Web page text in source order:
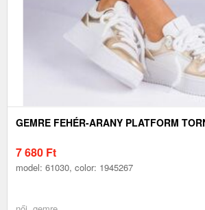
GEMRE FEHÉR-ARANY PLATFORM
7 680 Ft
model: 61030, color: 1945267